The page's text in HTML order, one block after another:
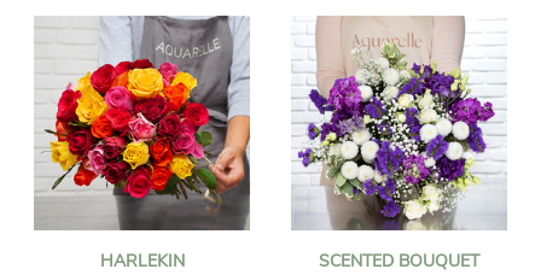
und stellen sicher, dass die gelieferten Blumen frisch und
saisonal sind. Sie können sicher sein, dass der von Ihnen
bestellte Blumenstrauß genau mit dem von uns gelieferten
identisch ist. Um sicherzustellen, dass es dasselbe ist, machen
wir immer ein Foto davon und senden es Ihnen per E-Mail.
HARLEKIN
SCENTED BOUQUET